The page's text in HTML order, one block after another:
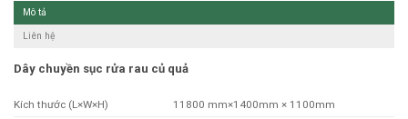
Mô tả
Liên hệ
Dây chuyền sục rửa rau củ quả
Kích thước (L×W×H)
11800 mm×1400mm × 1100mm